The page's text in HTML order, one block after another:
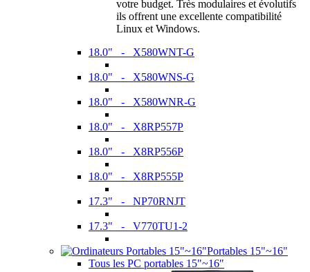
votre budget. Très modulaires et évolutifs
ils offrent une excellente compatibilité
Linux et Windows.
18.0" - X580WNT-G
18.0" - X580WNS-G
18.0" - X580WNR-G
18.0" - X8RP557P
18.0" - X8RP556P
18.0" - X8RP555P
17.3" - NP70RNJT
17.3" - V770TU1-2
Portables 15"~16"
Tous les PC portables 15"~16"